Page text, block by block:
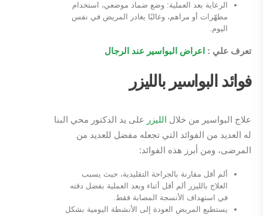
الرعاية بعد العملية: وضع ضماد موضعي، استخدام
مطهّرات أو مراهم، وغالبًا يغادر المريض في نفس
اليوم.
تعرف علي : اعراض البواسير عند الرجال
فوائد البواسير بالليزر
علاج البواسير من خلال الليزر على يد الدكتور محي البنا
له العديد من الفوائد التي تجعله مفضل للعديد من
المرضى، ومن أبرز هذه الفوائد:
ألم أقل مقارنة بالجراحة التقليدية، حيث يسبب
العلاج بالليزر ألم أقل أثناء وبعد العملية بفضل دقته
في استهداف الأنسجة المصابة فقط.
يستطيع المريض العودة إلى الأنشطة اليومية بشكل